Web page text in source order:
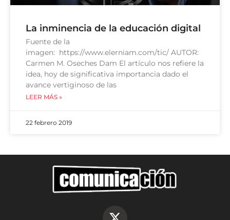
La inminencia de la educación digital
Fuente de la
imagen: https://www.elerniam.com/tic/ AUTOR:
Carmen M. Oseches Dam El artículo nos refiere la
idea, hoy de significativa importancia dado el
avance vertiginoso de las
LEER MÁS »
22 febrero 2019